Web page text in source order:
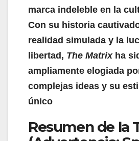
marca indeleble en la
Con su historia
realidad simulada y la
libertad, The Matrixha
ampliamente elogiada
complejas ideas y su
único
Resumen de la